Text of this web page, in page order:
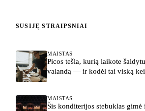
SUSIJĘ STRAIPSNIAI
MAISTAS
Picos tešla, kurią laikote
valandą — ir kodėl tai viską
MAISTAS
Šis konditerijos stebuklas